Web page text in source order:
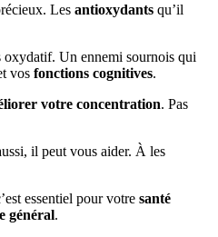
Les antioxydants qu’il
oxydatif. Un ennemi sournois qui
vos fonctions cognitives.
votre concentration. Pas
il peut vous aider. À les
essentiel pour votre santé
général.